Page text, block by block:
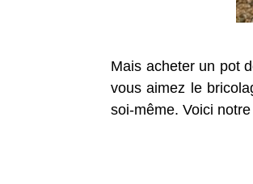
Mais acheter un pot
vous aimez le
soi-même. Voici